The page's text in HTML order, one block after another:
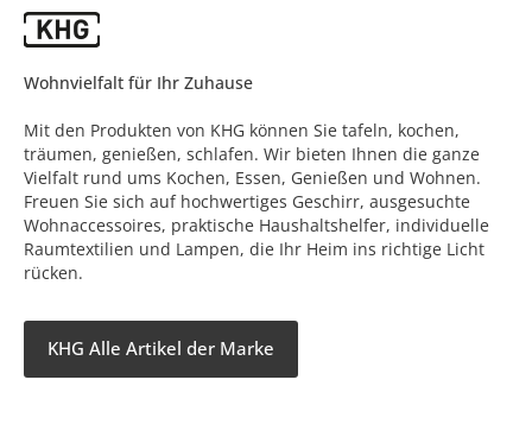
Wohnvielfalt für Ihr Zuhause
Mit den Produkten von KHG können Sie tafeln, kochen,
träumen, genießen, schlafen. Wir bieten Ihnen die ganze
Vielfalt rund ums Kochen, Essen, Genießen und Wohnen.
Freuen Sie sich auf hochwertiges Geschirr, ausgesuchte
Wohnaccessoires, praktische Haushaltshelfer, individuelle
Raumtextilien und Lampen, die Ihr Heim ins richtige Licht
rücken.
KHG Alle Artikel der Marke